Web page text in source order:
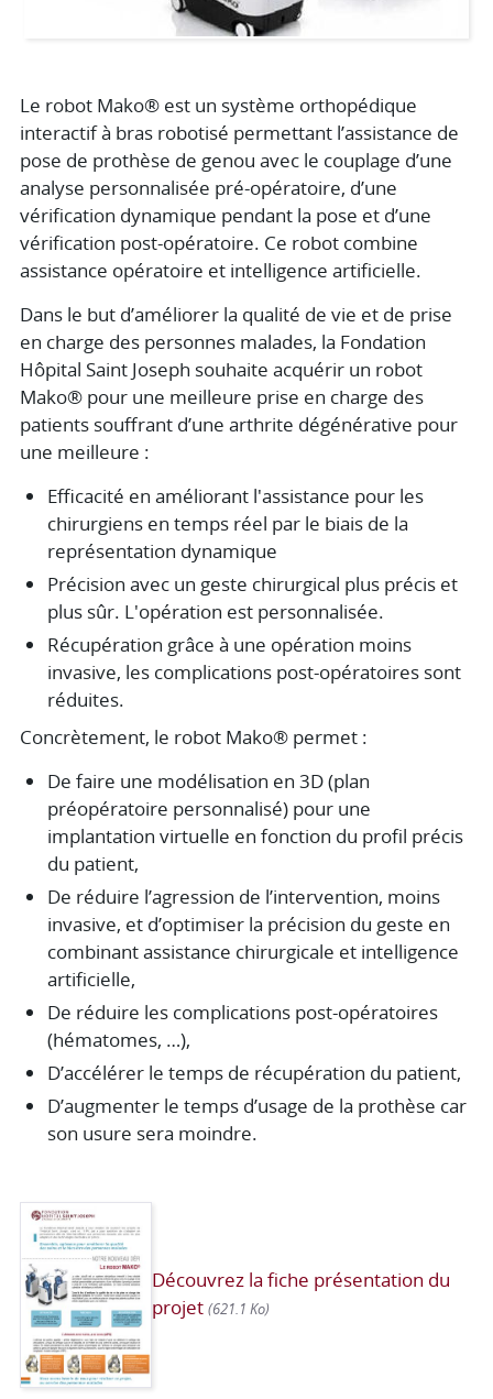
Le robot Mako® est un système orthopédique
interactif à bras robotisé permettant l’assistance de
pose de prothèse de genou avec le couplage d’une
analyse personnalisée pré-opératoire, d’une
vérification dynamique pendant la pose et d’une
vérification post-opératoire. Ce robot combine
assistance opératoire et intelligence artificielle.
Dans le but d’améliorer la qualité de vie et de prise
en charge des personnes malades, la Fondation
Hôpital Saint Joseph souhaite acquérir un robot
Mako® pour une meilleure prise en charge des
patients souffrant d’une arthrite dégénérative pour
une meilleure :
Efficacité en améliorant l'assistance pour les
chirurgiens en temps réel par le biais de la
représentation dynamique
Précision avec un geste chirurgical plus précis et
plus sûr. L'opération est personnalisée.
Récupération grâce à une opération moins
invasive, les complications post-opératoires sont
réduites.
Concrètement, le robot Mako® permet :
De faire une modélisation en 3D (plan
préopératoire personnalisé) pour une
implantation virtuelle en fonction du profil précis
du patient,
De réduire l’agression de l’intervention, moins
invasive, et d’optimiser la précision du geste en
combinant assistance chirurgicale et intelligence
artificielle,
De réduire les complications post-opératoires
(hématomes, …),
D’accélérer le temps de récupération du patient,
D’augmenter le temps d’usage de la prothèse car
son usure sera moindre.
Découvrez la fiche présentation du
projet (621.1 Ko)